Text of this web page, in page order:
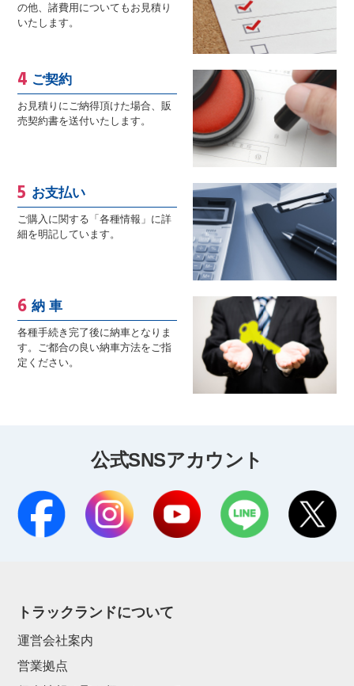
の他、諸費用についてもお見積り
いたします。
ご契約
お見積りにご納得頂けた場合、販
売契約書を送付いたします。
お支払い
ご購入に関する「各種情報」に詳
細を明記しています。
納 車
各種手続き完了後に納車となりま
す。ご都合の良い納車方法をご指
定ください。
公式SNSアカウント
トラックランドについて
運営会社案内
営業拠点